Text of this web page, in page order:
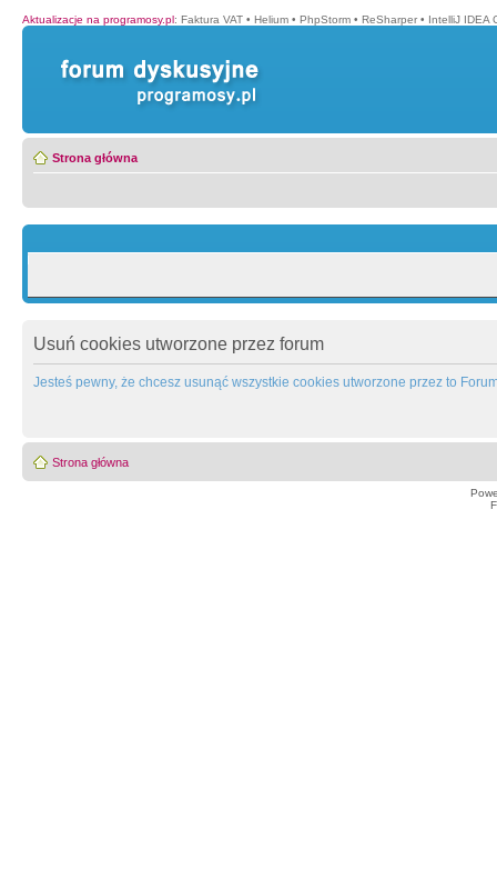
Aktualizacje na programosy.pl: Faktura VAT • Helium • PhpStorm • ReSharper • IntelliJ IDEA
Strona główna
Usuń cookies utworzone przez forum
Jesteś pewny, że chcesz usunąć wszystkie cookies utworzone przez to
Strona główna